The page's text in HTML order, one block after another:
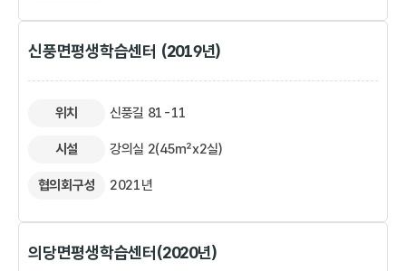
신풍면평생학습센터 (2019년)
위치 신풍길 81-11
시설 강의실 2(45㎡x2실)
협의회구성 2021년
의당면평생학습센터(2020년)